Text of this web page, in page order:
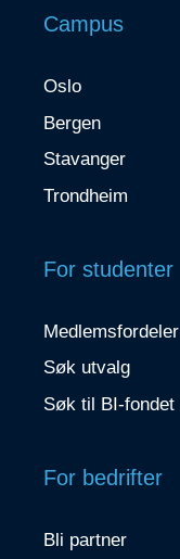
Campus
Oslo
Bergen
Stavanger
Trondheim
For studenter
Medlemsfordeler
Søk utvalg
Søk til BI-fondet
For bedrifter
Bli partner